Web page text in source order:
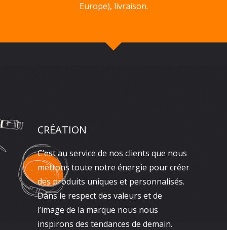
Europe), livraison.
CRÉATION
C’est au service de nos clients que nous
mettons toute notre énergie pour créer
des produits uniques et personnalisés.
Dans le respect des valeurs et de
l’image de la marque nous nous
inspirons des tendances de demain.